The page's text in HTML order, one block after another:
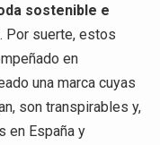
sostenible e
Por suerte, estos
en
una marca cuyas
son transpirables y,
en España y